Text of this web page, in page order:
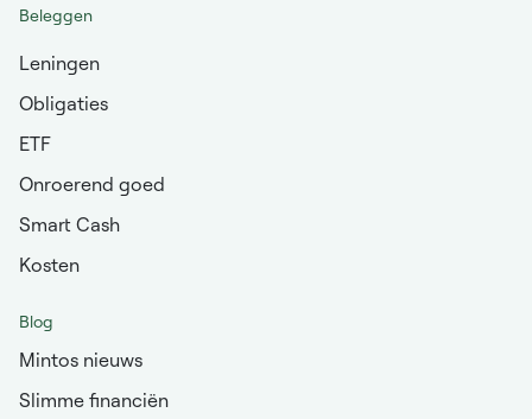
Beleggen
Leningen
Obligaties
ETF
Onroerend goed
Smart Cash
Kosten
Blog
Mintos nieuws
Slimme financiën